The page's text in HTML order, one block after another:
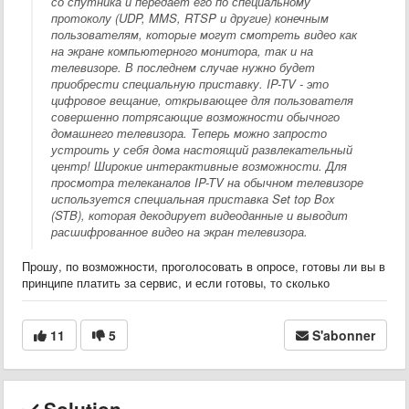
протоколу (UDP, MMS, RTSP и другие) конечным
пользователям, которые могут смотреть видео как
на экране компьютерного монитора, так и на
телевизоре. В последнем случае нужно будет
приобрести специальную приставку. IP-TV - это
цифровое вещание, открывающее для пользователя
совершенно потрясающие возможности обычного
домашнего телевизора. Теперь можно запросто
устроить у себя дома настоящий развлекательный
центр! Широкие интерактивные возможности. Для
просмотра телеканалов IP-TV на обычном телевизоре
используется специальная приставка Set top Box
(STB), которая декодирует видеоданные и выводит
расшифрованное видео на экран телевизора.
Прошу, по возможности, проголосовать в опросе, готовы ли вы в
принципе платить за сервис, и если готовы, то сколько
11 5 S'abonner